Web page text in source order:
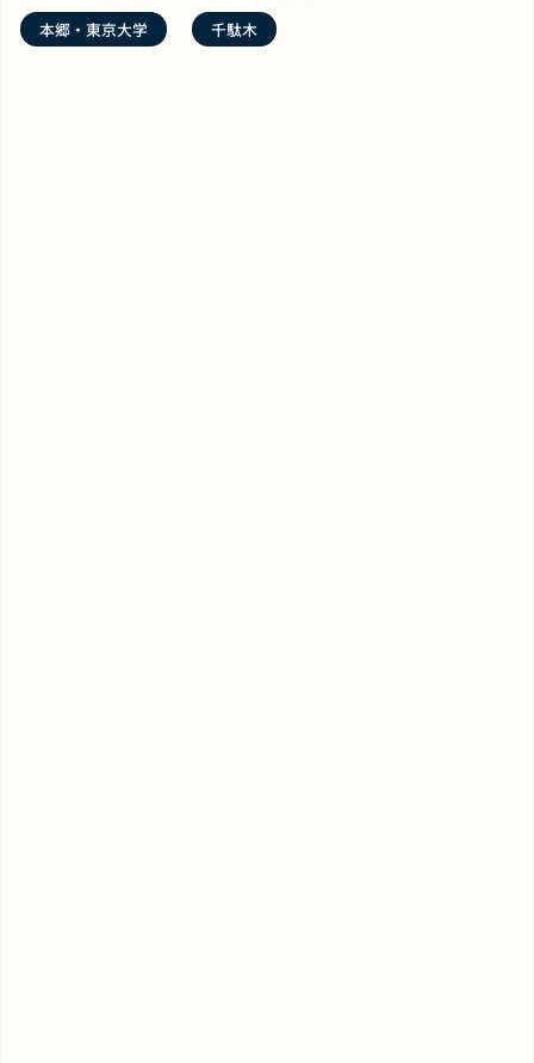
本郷・東京大学 千駄木